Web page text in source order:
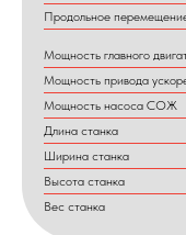
Продольное
Мощность главного
Мощность привода
Мощность насоса СОЖ
Длина станка
Ширина станка
Высота станка
Вес станка